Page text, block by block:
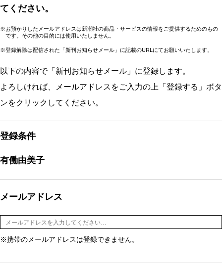
てください。
※お預かりしたメールアドレスは新潮社の商品・サービスの情報をご提供するためのもの
です。その他の目的には使用いたしません。
※登録解除は配信された「新刊お知らせメール」に記載のURLにてお願いいたします。
以下の内容で「新刊お知らせメール」に登録します。
よろしければ、メールアドレスをご入力の上「登録する」ボタ
ンをクリックしてください。
登録条件
有働由美子
メールアドレス
※携帯のメールアドレスは登録できません。